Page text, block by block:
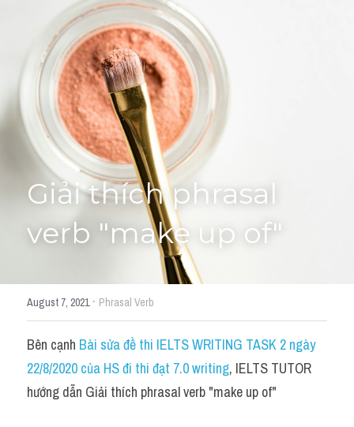
Giải đề thi từng câu
Lời khuyên
Giải đề thi
Academic words
Phrase
Idioms trái nghĩa
Antonym
Idiom
Grammar
HỌC THỬ
Giải thích phrasal
verb "make up of"
August 7, 2021· Phrasal Verb
Bên cạnh Bài sửa đề thi IELTS WRITING TASK 2 ngày
22/8/2020 của HS đi thi đạt 7.0 writing, IELTS TUTOR
hướng dẫn Giải thích phrasal verb "make up of"